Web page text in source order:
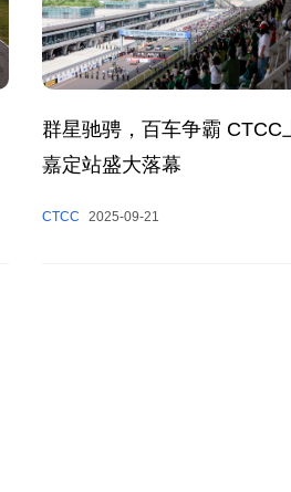
群星驰骋，百车争霸 CTCC
嘉定站盛大落幕
CTCC 2025-09-21